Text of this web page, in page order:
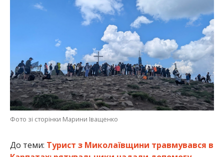
Фото зі сторінки Марини Іващенко
До теми: Турист з Миколаївщини травмувався в